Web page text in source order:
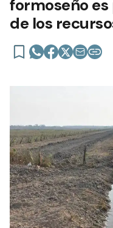
formoseño
de los